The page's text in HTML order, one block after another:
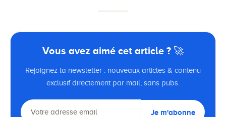
Vous avez aimé cet article ? 🚀
Rejoignez la newsletter : nouveaux articles & contenu
exclusif directement par mail, sans pubs.
Je m'abonne